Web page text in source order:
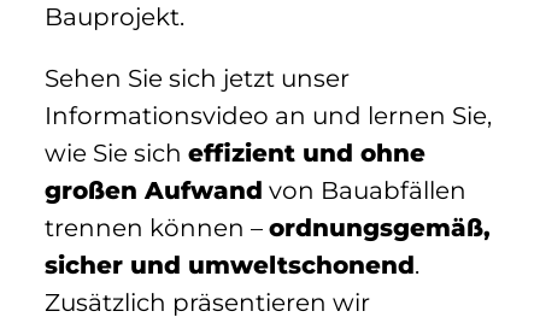
Bauprojekt.
Sehen Sie sich jetzt unser
Informationsvideo an und lernen Sie,
wie Sie sich effizient und ohne
großen Aufwand von Bauabfällen
trennen können – ordnungsgemäß,
sicher und umweltschonend.
Zusätzlich präsentieren wir